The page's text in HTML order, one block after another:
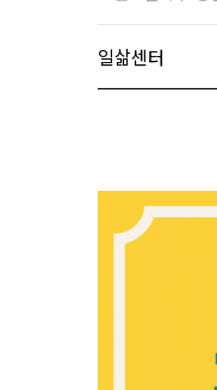
일삶센터